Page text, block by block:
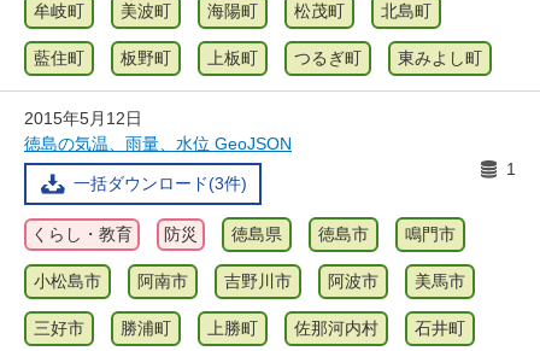
牟岐町 美波町 海陽町 松茂町 北島町
藍住町 板野町 上板町 つるぎ町 東みよし町
2015年5月12日
徳島の気温、雨量、水位 GeoJSON
一括ダウンロード(3件)
1
くらし・教育 防災 徳島県 徳島市 鳴門市
小松島市 阿南市 吉野川市 阿波市 美馬市
三好市 勝浦町 上勝町 佐那河内村 石井町